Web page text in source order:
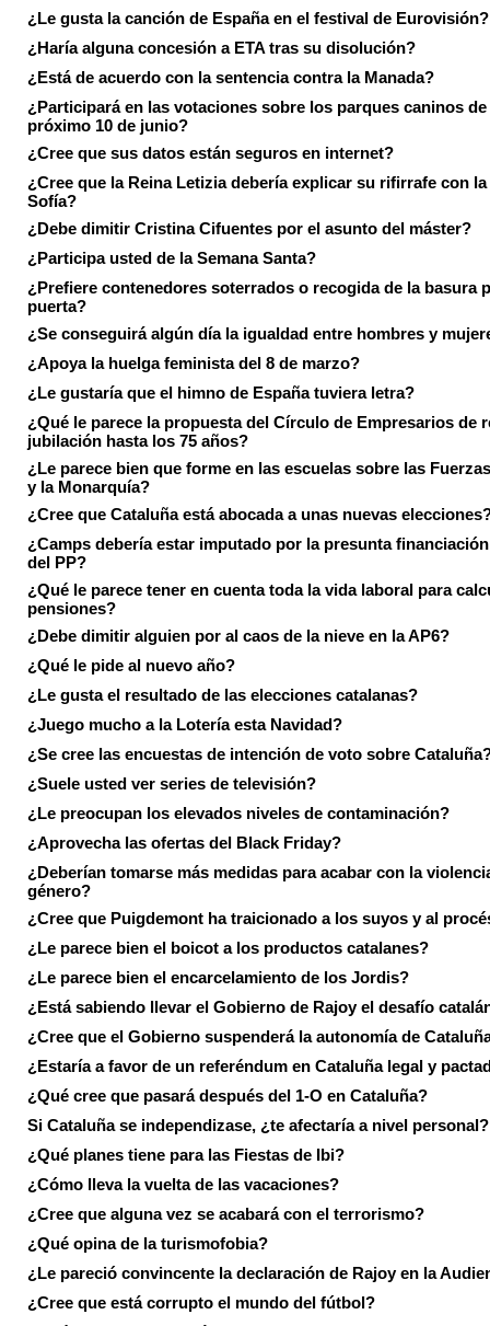
¿Le gusta la canción de España en el festival de Eurovisión?
¿Haría alguna concesión a ETA tras su disolución?
¿Está de acuerdo con la sentencia contra la Manada?
¿Participará en las votaciones sobre los parques caninos de
próximo 10 de junio?
¿Cree que sus datos están seguros en internet?
¿Cree que la Reina Letizia debería explicar su rifirrafe con la
Sofía?
¿Debe dimitir Cristina Cifuentes por el asunto del máster?
¿Participa usted de la Semana Santa?
¿Prefiere contenedores soterrados o recogida de la basura
puerta?
¿Se conseguirá algún día la igualdad entre hombres y
¿Apoya la huelga feminista del 8 de marzo?
¿Le gustaría que el himno de España tuviera letra?
¿Qué le parece la propuesta del Círculo de Empresarios de
jubilación hasta los 75 años?
¿Le parece bien que forme en las escuelas sobre las
y la Monarquía?
¿Cree que Cataluña está abocada a unas nuevas
¿Camps debería estar imputado por la presunta
del PP?
¿Qué le parece tener en cuenta toda la vida laboral para
pensiones?
¿Debe dimitir alguien por al caos de la nieve en la AP6?
¿Qué le pide al nuevo año?
¿Le gusta el resultado de las elecciones catalanas?
¿Juego mucho a la Lotería esta Navidad?
¿Se cree las encuestas de intención de voto sobre
¿Suele usted ver series de televisión?
¿Le preocupan los elevados niveles de contaminación?
¿Aprovecha las ofertas del Black Friday?
¿Deberían tomarse más medidas para acabar con la
género?
¿Cree que Puigdemont ha traicionado a los suyos y al
¿Le parece bien el boicot a los productos catalanes?
¿Le parece bien el encarcelamiento de los Jordis?
¿Está sabiendo llevar el Gobierno de Rajoy el desafío
¿Cree que el Gobierno suspenderá la autonomía de
¿Estaría a favor de un referéndum en Cataluña legal y
¿Qué cree que pasará después del 1-O en Cataluña?
Si Cataluña se independizase, ¿te afectaría a nivel personal?
¿Qué planes tiene para las Fiestas de Ibi?
¿Cómo lleva la vuelta de las vacaciones?
¿Cree que alguna vez se acabará con el terrorismo?
¿Qué opina de la turismofobia?
¿Le pareció convincente la declaración de Rajoy en la
¿Cree que está corrupto el mundo del fútbol?